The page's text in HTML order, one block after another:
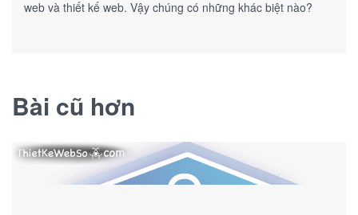
web và thiết kế web. Vậy chúng có những khác biệt nào?
Bài cũ hơn